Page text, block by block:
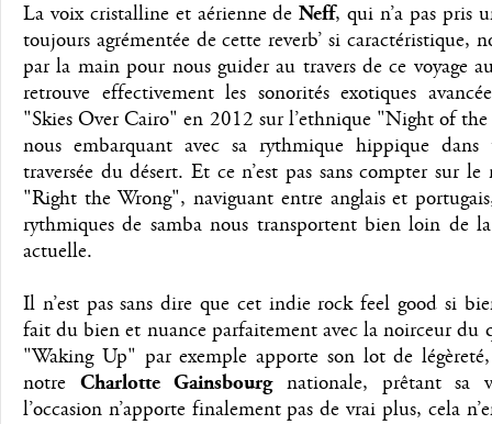
La voix cristalline et aérienne deNeff, qui n’a pas pris
toujours agrémentée de cette reverb’ si caractéristique,
par la main pour nous guider au travers de ce voyage
retrouve effectivement les sonorités exotiques
"Skies Over Cairo" en 2012 sur l’ethnique "Night of
nous embarquant avec sa rythmique hippique
traversée du désert. Et ce n’est pas sans compter sur le
"Right the Wrong", naviguant entre anglais et
rythmiques de samba nous transportent bien loin de
actuelle.
Il n’est pas sans dire que cet indie rock feel good si
fait du bien et nuance parfaitement avec la noirceur du
"Waking Up" par exemple apporte son lot de
notre Charlotte Gainsbourgnationale, prêtant sa
l’occasion n’apporte finalement pas de vrai plus, cela